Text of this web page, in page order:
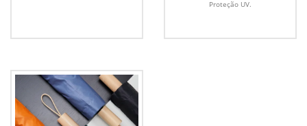
Proteção UV.